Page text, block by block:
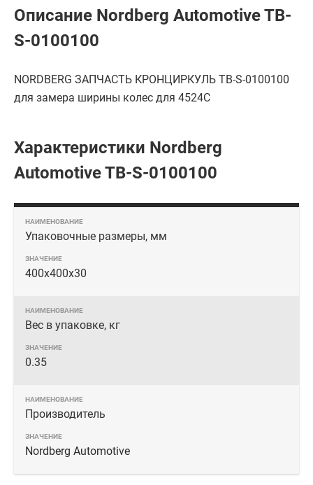
Описание Nordberg Automotive TB-
S-0100100
NORDBERG ЗАПЧАСТЬ КРОНЦИРКУЛЬ TB-S-0100100
для замера ширины колес для 4524C
Характеристики Nordberg
Automotive TB-S-0100100
Упаковочные размеры, мм
400x400x30
Вес в упаковке, кг
0.35
Производитель
Nordberg Automotive